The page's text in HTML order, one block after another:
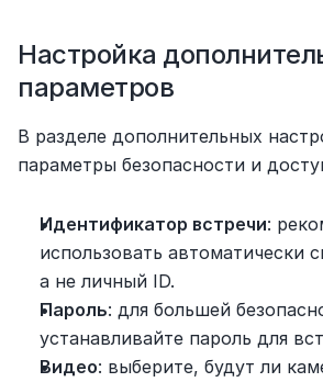
Настройка
параметров
В разделе дополнительных
параметры безопасности и
Идентификатор встречи:
использовать автоматически
а не личный ID.
Пароль: для большей
устанавливайте пароль для
Видео: выберите, будут ли